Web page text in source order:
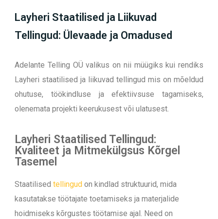
Layheri Staatilised ja Liikuvad
Tellingud: Ülevaade ja Omadused
Adelante Telling OÜ valikus on nii müügiks kui rendiks
Layheri staatilised ja liikuvad tellingud mis on mõeldud
ohutuse, töökindluse ja efektiivsuse tagamiseks,
olenemata projekti keerukusest või ulatusest.
Layheri Staatilised Tellingud:
Kvaliteet ja Mitmekülgsus Kõrgel
Tasemel
Staatilised tellingud on kindlad struktuurid, mida
kasutatakse töötajate toetamiseks ja materjalide
hoidmiseks kõrgustes töötamise ajal. Need on